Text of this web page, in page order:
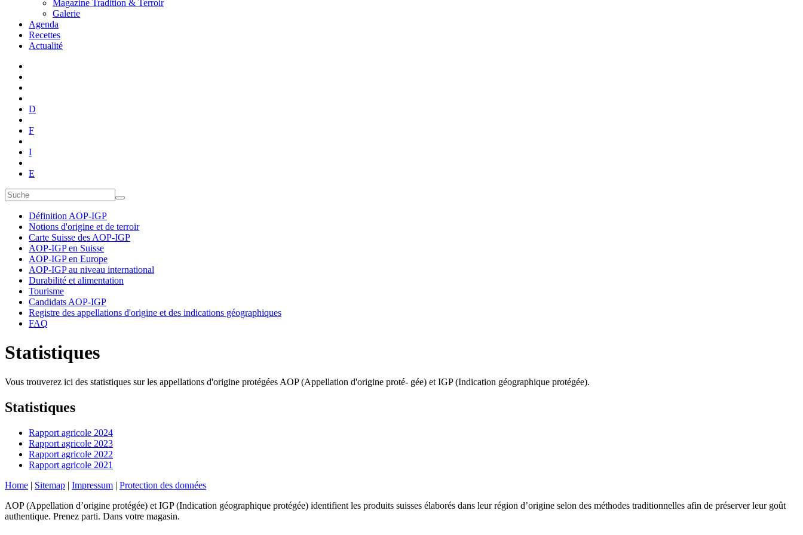
Magazine Tradition & Terroir
Galerie
Agenda
Recettes
Actualité
D
F
I
E
Définition AOP-IGP
Notions d'origine et de terroir
Carte Suisse des AOP-IGP
AOP-IGP en Suisse
AOP-IGP en Europe
AOP-IGP au niveau international
Durabilité et alimentation
Tourisme
Candidats AOP-IGP
Registre des appellations d'origine et des indications géographiques
FAQ
Statistiques
Vous trouverez ici des statistiques sur les appellations d'origine protégées AOP (Appellation d'origine proté- gée) et IGP (Indication géographique protégée).
Statistiques
Rapport agricole 2024
Rapport agricole 2023
Rapport agricole 2022
Rapport agricole 2021
Home | Sitemap | Impressum | Protection des données
AOP (Appellation d’origine protégée) et IGP (Indication géographique protégée) identifient les produits suisses élaborés dans leur région d’origine selon des méthodes traditionnelles afin de préserver leur goût
authentique. Prenez parti. Dans votre magasin.